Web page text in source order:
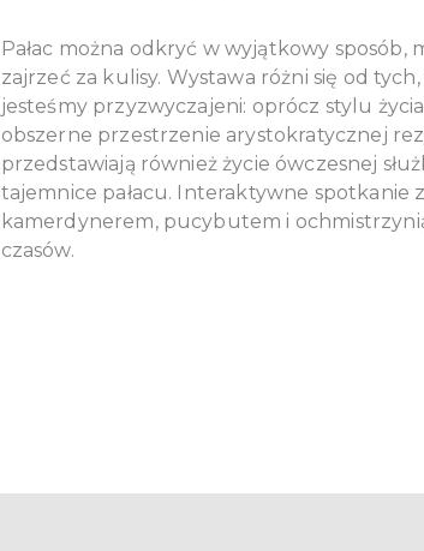
Pałac można odkryć w wyjątkowy sposób,
zajrzeć za kulisy. Wystawa różni się od
jesteśmy przyzwyczajeni: oprócz stylu
obszerne przestrzenie arystokratycznej
przedstawiają również życie ówczesnej
tajemnice pałacu. Interaktywne spotkanie z
kamerdynerem, pucybutem i
czasów.